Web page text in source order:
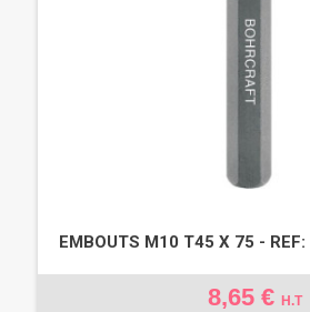
EMBOUTS M10 T45 X 75 -
8,65 € H.T